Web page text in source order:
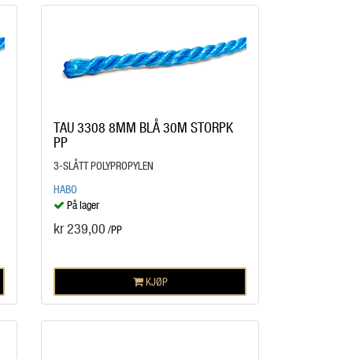
TAU 3308 8MM BLÅ 30M STORPK
PP
3-SLÅTT POLYPROPYLEN
HABO
På lager
kr 239,00 /PP
KJØP